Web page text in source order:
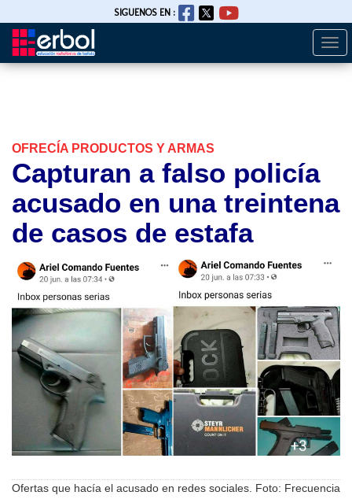
Pasar
SIGUENOS EN :
OFRECÍA PRODUCTOS Y ARMAS
Capturan a falso policía
acusado en una treintena
de casos de estafa
Ofertas que hacía el acusado en redes sociales. Foto: Frecuencia